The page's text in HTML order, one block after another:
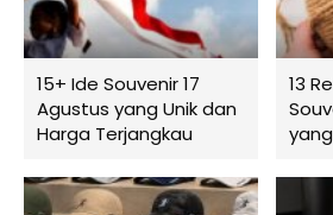
15+ Ide Souvenir 17
Agustus yang Unik dan
Harga Terjangkau
13